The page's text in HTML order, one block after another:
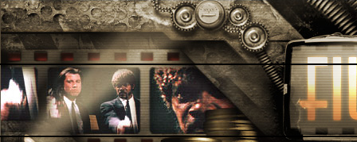
Hyppää pääsisältöön